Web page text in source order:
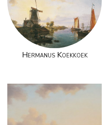
Hermanus Koekkoek